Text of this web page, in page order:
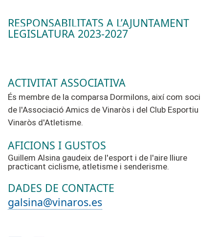
RESPONSABILITATS A L’AJUNTAMENT
LEGISLATURA 2023-2027
ACTIVITAT ASSOCIATIVA
És membre de la comparsa Dormilons, així com soci
de l'Associació Amics de Vinaròs i del Club Esportiu
Vinaròs d'Atletisme.
AFICIONS I GUSTOS
Guillem Alsina gaudeix de l'esport i de l'aire lliure
practicant ciclisme, atletisme i senderisme.
DADES DE CONTACTE
galsina@vinaros.es